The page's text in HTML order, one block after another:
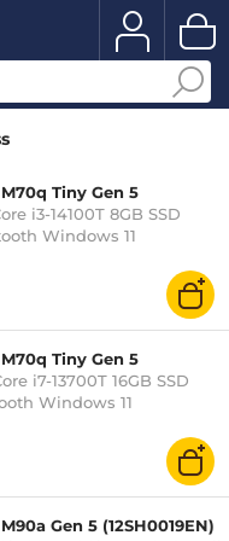
Tiny Gen 5
i3-14100T 8GB SSD
Windows 11
Tiny Gen 5
i7-13700T 16GB SSD
Windows 11
Gen 5 (12SH0019EN)